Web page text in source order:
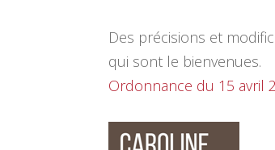
Des précisions et
qui sont le bienvenues.
Ordonnance du 15 avril